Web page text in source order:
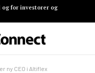
for investorer og
ny CEO i Altiflex